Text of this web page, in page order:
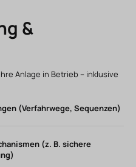
&
Anlage in Betrieb – inklusive
(Verfahrwege, Sequenzen)
(z. B. sichere